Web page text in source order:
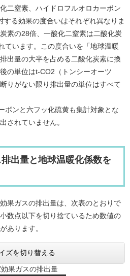
二窒素、ハイドロフルオロカーボン
る効果の度合いはそれぞれ異なりま
素の28倍、一酸化二窒素は二酸化炭
ています。この度合いを「地球温暖
出量の大半を占める二酸化炭素に換
の単位はt-CO2（トンシーオーツ
りがない限り排出量の単位はすべて
ボンと六フッ化硫黄も集計対象とな
されていません。
出量と地球温暖化係数を
果ガスの排出量は、次表のとおりで
数点以下を切り捨ているため数値の
あります。
ズを切り替える
果ガスの排出量